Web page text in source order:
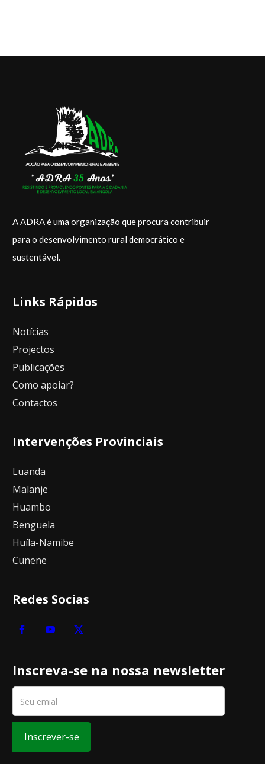
A ADRA é uma organização que procura contribuir
para o desenvolvimento rural democrático e
sustentá­vel.
Links Rápidos
Notícias
Projectos
Publicações
Como apoiar?
Contactos
Intervenções Provinciais
Luanda
Malanje
Huambo
Benguela
Huíla-Namibe
Cunene
Redes Socias
Inscreva-se na nossa newsletter
Inscrever-se